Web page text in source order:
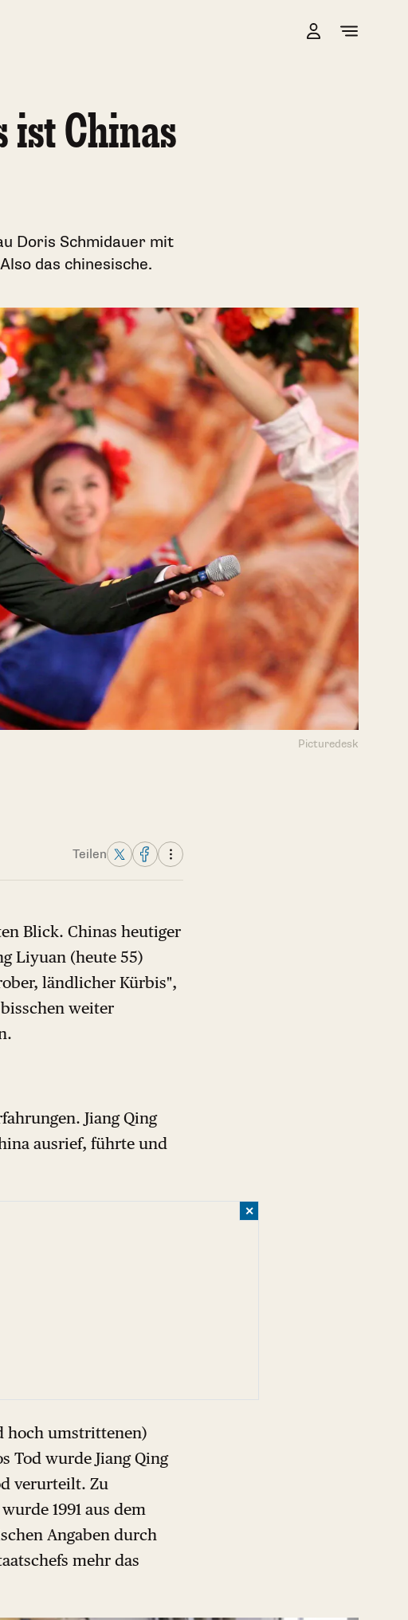
ist Chinas
Doris Schmidauer mit
das chinesische.
Picturedesk
Teilen
Blick. Chinas heutiger
Liyuan (heute 55)
ländlicher Kürbis",
weiter
Jiang Qing
ausrief, führte und
✕
hoch umstrittenen)
Tod wurde Jiang Qing
verurteilt. Zu
1991 aus dem
Angaben durch
mehr das